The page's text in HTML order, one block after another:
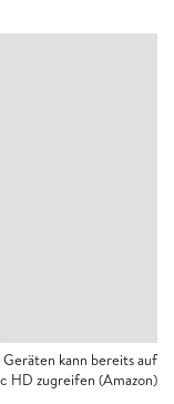
kann bereits auf
HD zugreifen (Amazon)